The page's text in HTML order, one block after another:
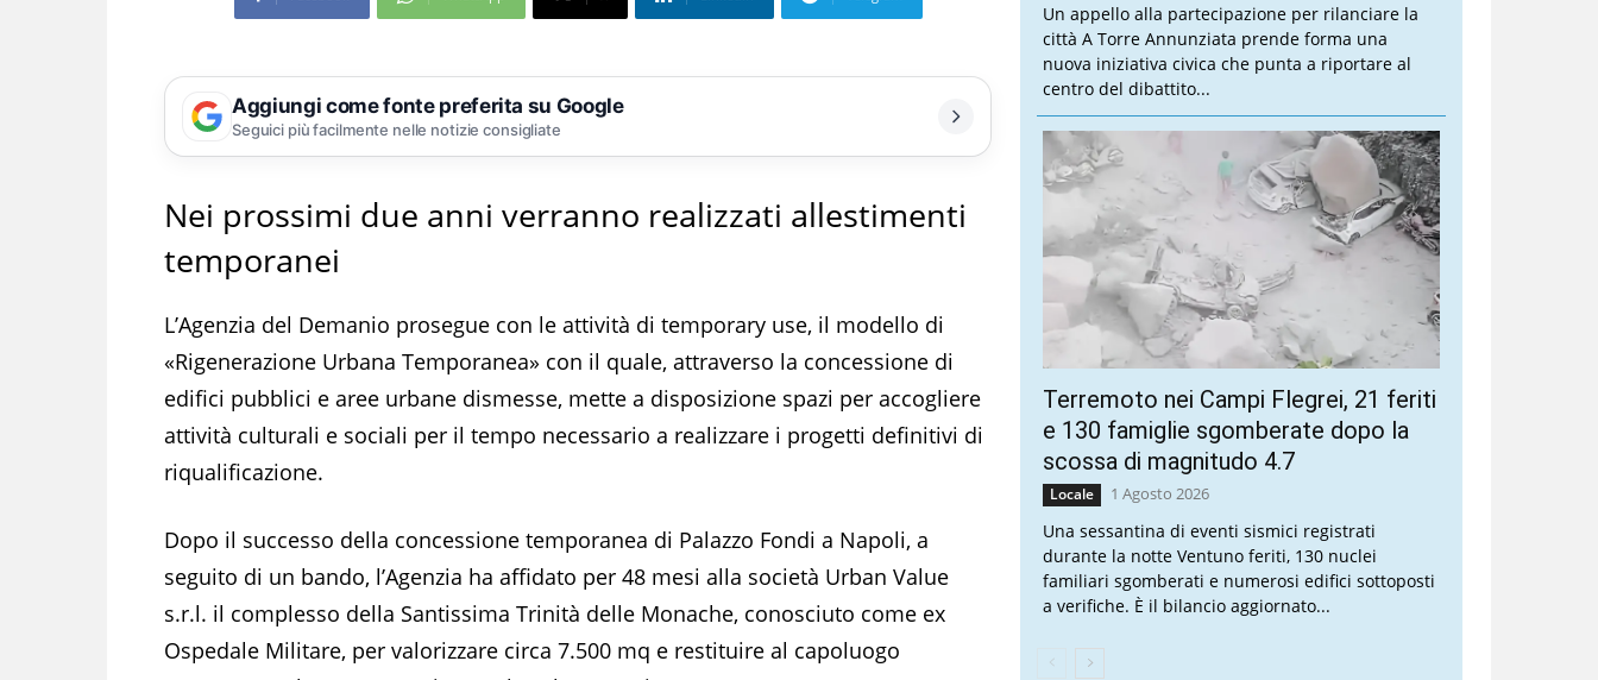
Aggiungi come fonte preferita su Google
Seguici più facilmente nelle notizie consigliate
Nei prossimi due anni verranno realizzati allestimenti
temporanei
L’Agenzia del Demanio prosegue con le attività di temporary use, il modello di
«Rigenerazione Urbana Temporanea» con il quale, attraverso la concessione di
edifici pubblici e aree urbane dismesse, mette a disposizione spazi per accogliere
attività culturali e sociali per il tempo necessario a realizzare i progetti definitivi di
riqualificazione.
Dopo il successo della concessione temporanea di Palazzo Fondi a Napoli, a
seguito di un bando, l’Agenzia ha affidato per 48 mesi alla società Urban Value
s.r.l. il complesso della Santissima Trinità delle Monache, conosciuto come ex
Ospedale Militare, per valorizzare circa 7.500 mq e restituire al capoluogo
Un appello alla partecipazione per rilanciare la
città A Torre Annunziata prende forma una
nuova iniziativa civica che punta a riportare al
centro del dibattito...
Terremoto nei Campi Flegrei, 21 feriti
e 130 famiglie sgomberate dopo la
scossa di magnitudo 4.7
Locale 1 Agosto 2026
Una sessantina di eventi sismici registrati
durante la notte Ventuno feriti, 130 nuclei
familiari sgomberati e numerosi edifici sottoposti
a verifiche. È il bilancio aggiornato...